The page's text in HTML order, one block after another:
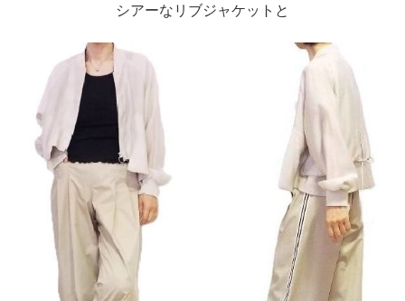
シアーなリブジャケットと